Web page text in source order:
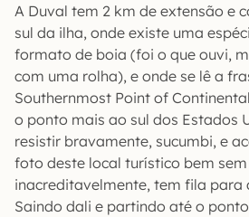
A Duval tem 2 km de extensão e
sul da ilha, onde existe uma
formato de boia (foi o que ouvi,
com uma rolha), e onde se lê a
Southernmost Point of
o ponto mais ao sul dos Estados
resistir bravamente, sucumbi, e
foto deste local turístico bem
inacreditavelmente, tem fila para
Saindo dali e partindo até o